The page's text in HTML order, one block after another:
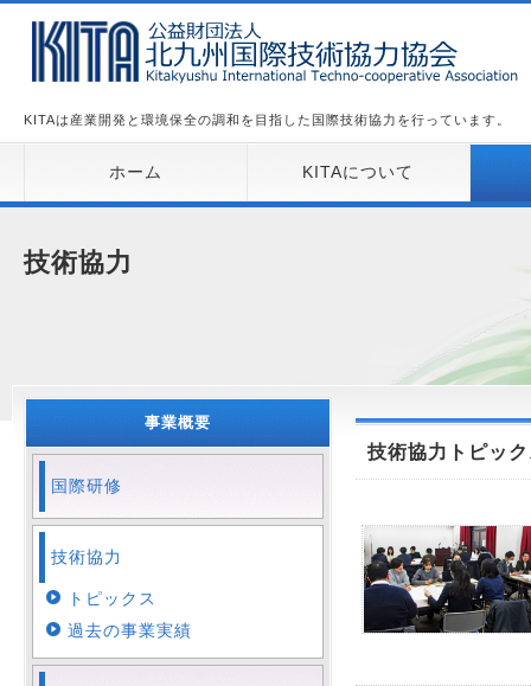
KITAは産業開発と環境保全の調和を目指した国際技術協力を行っています。
ホーム KITAについて
技術協力
技術協力トピッ
事業概要
国際研修
技術協力
トピックス
過去の事業実績